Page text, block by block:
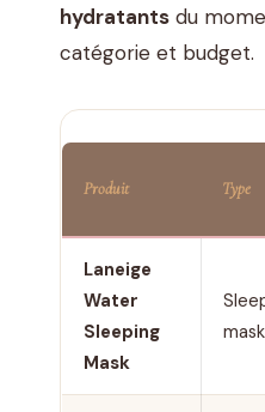
hydratants du
catégorie et budget.
Produit Type
Laneige
Water
Sleeping
Mask
mask